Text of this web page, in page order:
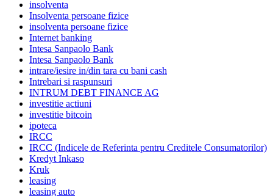
insolventa
Insolventa persoane fizice
insolventa persoane fizice
Internet banking
Intesa Sanpaolo Bank
Intesa Sanpaolo Bank
intrare/iesire in/din tara cu bani cash
Intrebari si raspunsuri
INTRUM DEBT FINANCE AG
investitie actiuni
investitie bitcoin
ipoteca
IRCC
IRCC (Indicele de Referinta pentru Creditele Consumatorilor)
Kredyt Inkaso
Kruk
leasing
leasing auto